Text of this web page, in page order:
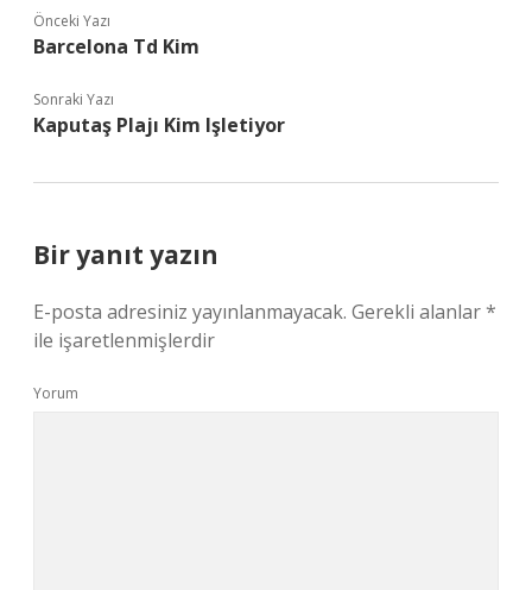
Önceki Yazı
Barcelona Td Kim
Sonraki Yazı
Kaputaş Plajı Kim Işletiyor
Bir yanıt yazın
E-posta adresiniz yayınlanmayacak. Gerekli alanlar*
ile işaretlenmişlerdir
Yorum